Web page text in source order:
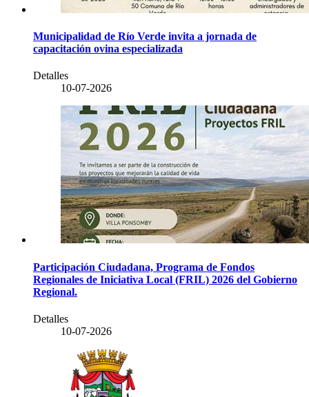
Municipalidad de Río Verde invita a jornada de
capacitación ovina especializada
Detalles
10-07-2026
Participación Ciudadana, Programa de Fondos
Regionales de Iniciativa Local (FRIL) 2026 del Gobierno
Regional.
Detalles
10-07-2026